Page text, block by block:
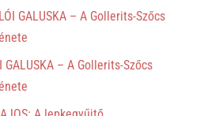
GALUSKA – A Gollerits-Szőcs
GALUSKA – A Gollerits-Szőcs